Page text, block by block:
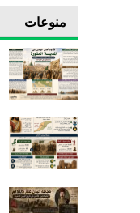
منوعات